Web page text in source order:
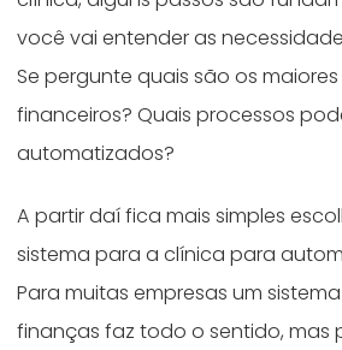
você vai entender as
Se pergunte quais são os
financeiros? Quais processos
automatizados?
A partir daí fica mais simples
sistema para a clínica para
Para muitas empresas um
finanças faz todo o sentido, mas